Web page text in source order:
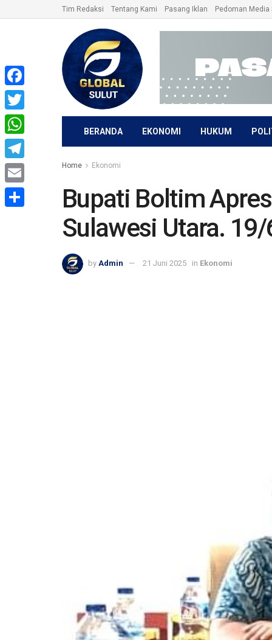
Tim Redaksi Tentang Kami Pasang Iklan Pedoman Media
BERANDA EKONOMI HUKUM
Home Ekonomi
Bupati Boltim
Sulawesi Utara.
by Admin 21 Juni 2025 in Ekonomi
Facebook
Twitter
WhatsApp
Telegram
Email